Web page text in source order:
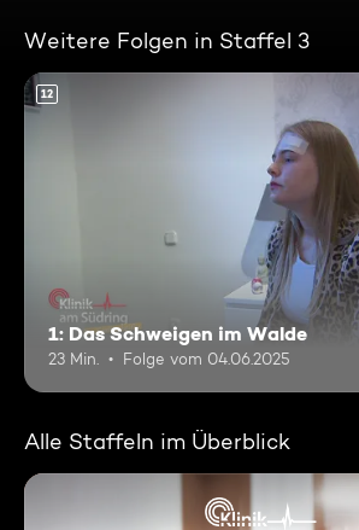
Weitere Folgen in Staffel 3
12
1: Das Schweigen im Walde
23 Min. Folge vom 04.06.2025
Alle Staffeln im Überblick